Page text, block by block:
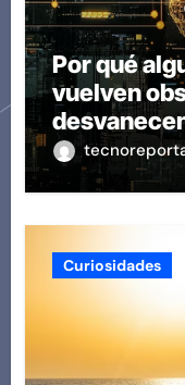
Por qué
vuelven
Curiosidades